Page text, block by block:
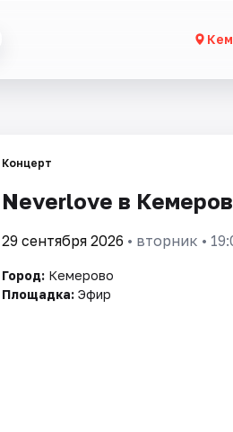
Концерт
Neverlove в
29 сентября 2026 • вторник •
Город: Кемерово
Площадка: Эфир